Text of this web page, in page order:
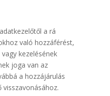
a rá
való hozzáférést,
kezelésének
joga van az
a hozzájárulás